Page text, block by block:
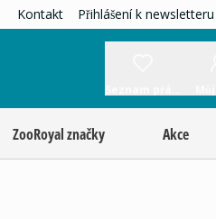
Kontakt Přihlášení k newsletteru
ZooRoyal značky Akce